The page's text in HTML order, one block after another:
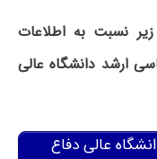
نسبت به اطلاعات
ارشد دانشگاه عالی
عالی دفاع